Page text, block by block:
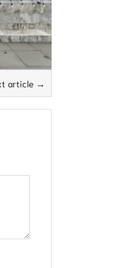
article →